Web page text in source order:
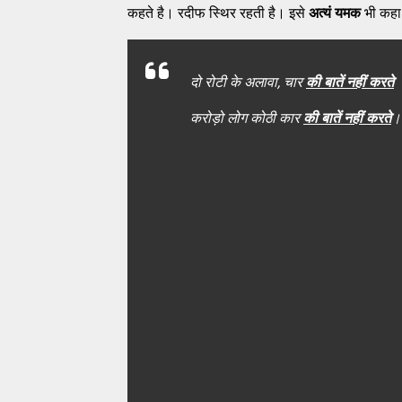
कहते है। रदीफ स्थिर रहती है। इसे अत्यं यमकभी
दो रोटी के अलावा, चारकी बातें नहीं करते
करोड़ो लोग कोठी कारकी बातें नहीं करते।